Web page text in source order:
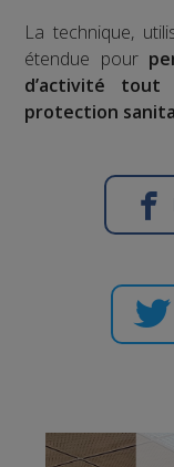
La technique,
étendue pour
d’activité
protection